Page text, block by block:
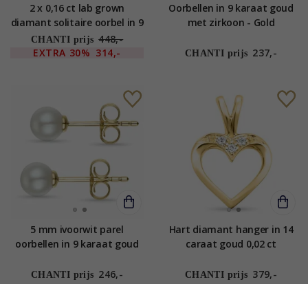
2 x 0,16 ct lab grown
diamant solitaire oorbel in 9
karaat goud met lab grown
diamant
CHANTI prijs 448,-
EXTRA 30% 314,-
Oorbellen in 9 karaat goud
met zirkoon - Gold
CHANTI prijs 237,-
5 mm ivoorwit parel
oorbellen in 9 karaat goud
CHANTI prijs 246,-
Hart diamant hanger in 14
caraat goud 0,02 ct
CHANTI prijs 379,-